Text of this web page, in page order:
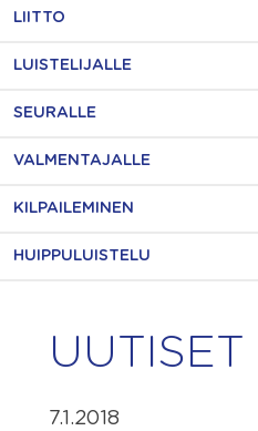
LIITTO
LUISTELIJALLE
SEURALLE
VALMENTAJALLE
KILPAILEMINEN
HUIPPULUISTELU
UUTISET
7.1.2018